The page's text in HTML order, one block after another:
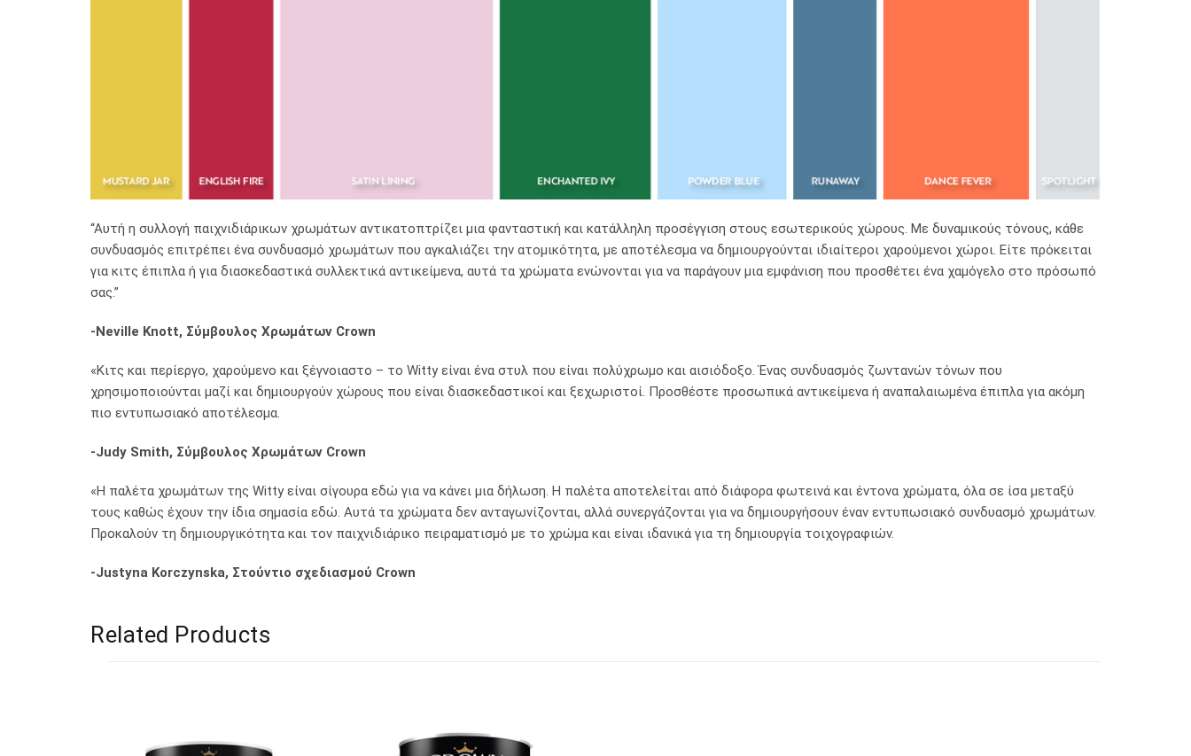
“Αυτή η συλλογή παιχνιδιάρικων χρωμάτων αντικατοπτρίζει μια φανταστική και κατάλληλη προσέγγιση στους εσωτερικούς χώρους. Με δυναμικούς τόνους, κάθε
συνδυασμός επιτρέπει ένα συνδυασμό χρωμάτων που αγκαλιάζει την ατομικότητα, με αποτέλεσμα να δημιουργούνται ιδιαίτεροι χαρούμενοι χώροι. Είτε πρόκειται
για κιτς έπιπλα ή για διασκεδαστικά συλλεκτικά αντικείμενα, αυτά τα χρώματα ενώνονται για να παράγουν μια εμφάνιση που προσθέτει ένα χαμόγελο στο πρόσωπό
σας.”
-Neville Knott, Σύμβουλος Χρωμάτων Crown
«Κιτς και περίεργο, χαρούμενο και ξέγνοιαστο – το Witty είναι ένα στυλ που είναι πολύχρωμο και αισιόδοξο. Ένας συνδυασμός ζωντανών τόνων που
χρησιμοποιούνται μαζί και δημιουργούν χώρους που είναι διασκεδαστικοί και ξεχωριστοί. Προσθέστε προσωπικά αντικείμενα ή αναπαλαιωμένα έπιπλα για ακόμη
πιο εντυπωσιακό αποτέλεσμα.
-Judy Smith, Σύμβουλος Χρωμάτων Crown
«Η παλέτα χρωμάτων της Witty είναι σίγουρα εδώ για να κάνει μια δήλωση. Η παλέτα αποτελείται από διάφορα φωτεινά και έντονα χρώματα, όλα σε ίσα μεταξύ
τους καθώς έχουν την ίδια σημασία εδώ. Αυτά τα χρώματα δεν ανταγωνίζονται, αλλά συνεργάζονται για να δημιουργήσουν έναν εντυπωσιακό συνδυασμό χρωμάτων.
Προκαλούν τη δημιουργικότητα και τον παιχνιδιάρικο πειραματισμό με το χρώμα και είναι ιδανικά για τη δημιουργία τοιχογραφιών.
-Justyna Korczynska, Στούντιο σχεδιασμού Crown
Related Products